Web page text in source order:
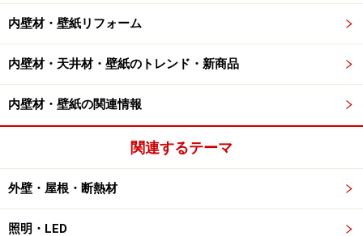
内壁材・壁紙リフォーム
内壁材・天井材・壁紙のトレンド・新商品
内壁材・壁紙の関連情報
関連するテーマ
外壁・屋根・断熱材
照明・LED